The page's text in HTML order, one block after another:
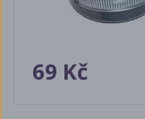
69 Kč